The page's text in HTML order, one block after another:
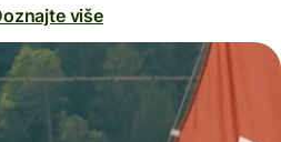
više